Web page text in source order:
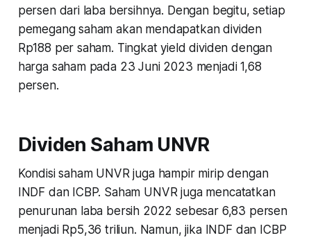
persen dari laba bersihnya. Dengan begitu, setiap
pemegang saham akan mendapatkan dividen
Rp188 per saham. Tingkat yield dividen dengan
harga saham pada 23 Juni 2023 menjadi 1,68
persen.
Dividen Saham UNVR
Kondisi saham UNVR juga hampir mirip dengan
INDF dan ICBP. Saham UNVR juga mencatatkan
penurunan laba bersih 2022 sebesar 6,83 persen
menjadi Rp5,36 triliun. Namun, jika INDF dan ICBP